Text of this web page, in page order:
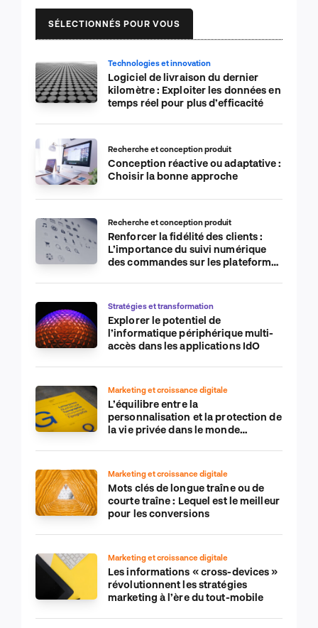
SÉLECTIONNÉS POUR VOUS
Technologies et innovation
Logiciel de livraison du dernier
kilomètre : Exploiter les données en
temps réel pour plus d’efficacité
Recherche et conception produit
Conception réactive ou adaptative :
Choisir la bonne approche
Recherche et conception produit
Renforcer la fidélité des clients :
L’importance du suivi numérique
des commandes sur les plateformes
Stratégies et transformation
Explorer le potentiel de
l’informatique périphérique multi-
accès dans les applications IdO
Marketing et croissance digitale
L’équilibre entre la
personnalisation et la protection de
la vie privée dans le monde
Marketing et croissance digitale
Mots clés de longue traîne ou de
courte traîne : Lequel est le meilleur
pour les conversions
Marketing et croissance digitale
Les informations « cross-devices »
révolutionnent les stratégies
marketing à l’ère du tout-mobile